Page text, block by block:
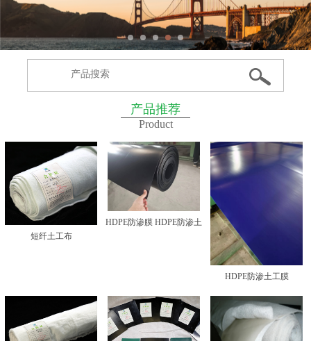
生产基地
新闻动态
联系我们
产品推荐
Product
短纤土工布
HDPE防渗膜 HDPE防渗土
HDPE防渗土工膜